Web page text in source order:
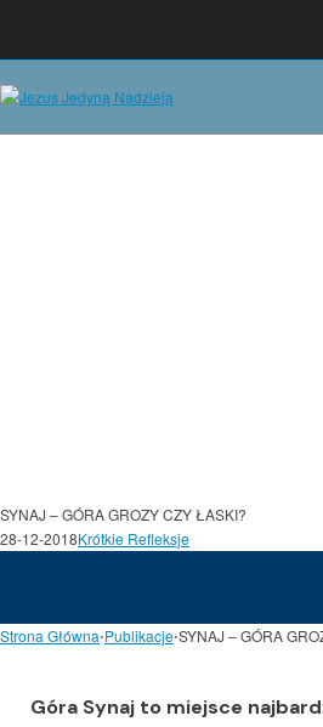
SYNAJ – GÓRA GROZY CZY ŁASKI?
28-12-2018Krótkie Refleksje
Strona Główna⋅Publikacje⋅SYNAJ – GÓRA
Góra Synaj to miejsce